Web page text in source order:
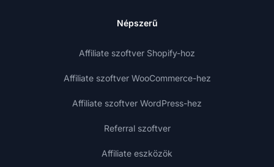
Népszerű
Affiliate szoftver Shopify-hoz
Affiliate szoftver WooCommerce-hez
Affiliate szoftver WordPress-hez
Referral szoftver
Affiliate eszközök